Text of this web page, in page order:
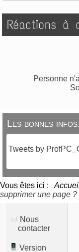
Réactions à
Personne
Les bonnes
Tweets by
Vous êtes ici :
supprimer une page ?
Nous
contacter
Version